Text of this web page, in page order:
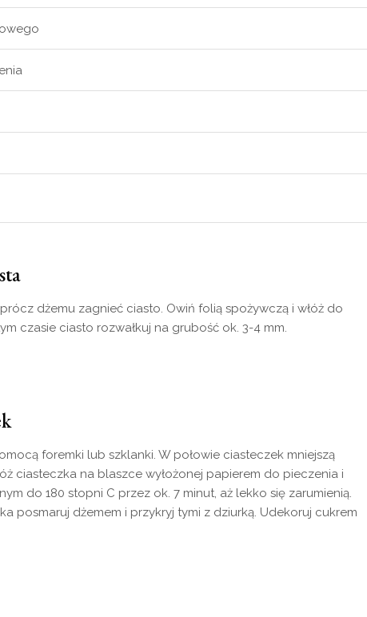
dżemu zagnieć ciasto. Owiń folią spożywczą i włóż do
czasie ciasto rozwałkuj na grubość ok. 3-4 mm.
foremki lub szklanki. W połowie ciasteczek mniejszą
ciasteczka na blaszce wyłożonej papierem do pieczenia i
do 180 stopni C przez ok. 7 minut, aż lekko się zarumienią.
posmaruj dżemem i przykryj tymi z dziurką. Udekoruj cukrem